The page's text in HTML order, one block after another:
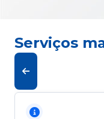
Serviços